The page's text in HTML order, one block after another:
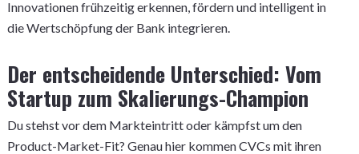
Innovationen frühzeitig erkennen, fördern und intelligent in
die Wertschöpfung der Bank integrieren.
Der entscheidende Unterschied: Vom
Startup zum Skalierungs-Champion
Du stehst vor dem Markteintritt oder kämpfst um den
Product-Market-Fit? Genau hier kommen CVCs mit ihren